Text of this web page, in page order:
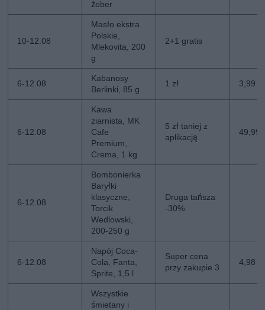
żeber
10-12.08
Masło ekstra
Polskie,
Mlekovita, 200
g
2+1 gratis
6-12.08
Kabanosy
Berlinki, 85 g
1 zł 3,99
6-12.08
Kawa
ziarnista, MK
Cafe
Premium,
Crema, 1 kg
5 zł taniej z
aplikacją
49,99
6-12.08
Bombonierka
Baryłki
klasyczne,
Torcik
Wedlowski,
200-250 g
Druga tańsza
-30%
6-12.08
Napój Coca-
Cola, Fanta,
Sprite, 1,5 l
Super cena
przy zakupie 3
4,98
Wszystkie
śmietany i